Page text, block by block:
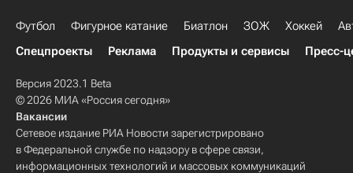
Футбол Фигурное катание Биатлон ЗОЖ Хоккей
Спецпроекты
Реклама Продукты и сервисы Пресс-
Версия 2023.1 Beta
© 2026 МИА «Россия сегодня»
Вакансии
Сетевое издание РИА Новости зарегистрировано
в Федеральной службе по надзору в сфере связи,
информационных технологий и массовых коммуникаций